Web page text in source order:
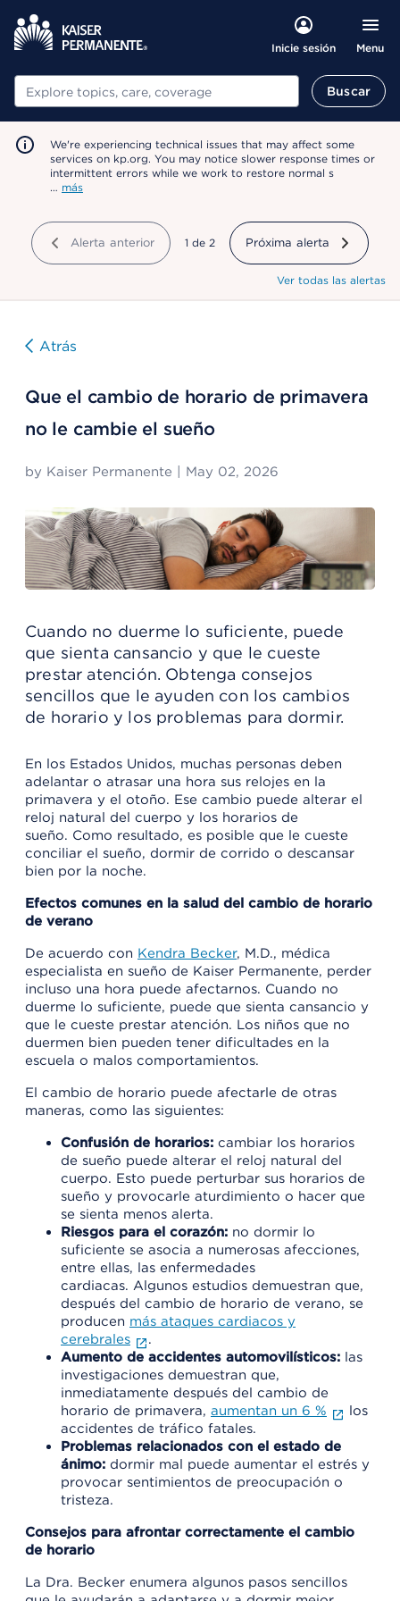
Inicie sesión Menu
Buscar Buscar
We're experiencing technical issues that may affect some
services on kp.org. You may notice slower response times or
intermittent errors while we work to restore normal s
… más
Alerta anterior mostrando
1 de 2 Próxima alerta
Ver todas las alertas
Atrás
Que el cambio de horario de primavera
no le cambie el sueño
by Kaiser Permanente May 02, 2026
Cuando no duerme lo suficiente, puede
que sienta cansancio y que le cueste
prestar atención. Obtenga consejos
sencillos que le ayuden con los cambios
de horario y los problemas para dormir.
En los Estados Unidos, muchas personas deben
adelantar o atrasar una hora sus relojes en la
primavera y el otoño. Ese cambio puede alterar el
reloj natural del cuerpo y los horarios de
sueño. Como resultado, es posible que le cueste
conciliar el sueño, dormir de corrido o descansar
bien por la noche.
Efectos comunes en la salud del cambio de horario
de verano
De acuerdo con Kendra Becker, M.D., médica
especialista en sueño de Kaiser Permanente, perder
incluso una hora puede afectarnos. Cuando no
duerme lo suficiente, puede que sienta cansancio y
que le cueste prestar atención. Los niños que no
duermen bien pueden tener dificultades en la
escuela o malos comportamientos.
El cambio de horario puede afectarle de otras
maneras, como las siguientes:
Confusión de horarios: cambiar los horarios
de sueño puede alterar el reloj natural del
cuerpo. Esto puede perturbar sus horarios de
sueño y provocarle aturdimiento o hacer que
se sienta menos alerta.
Riesgos para el corazón: no dormir lo
suficiente se asocia a numerosas afecciones,
entre ellas, las enfermedades
cardiacas. Algunos estudios demuestran que,
después del cambio de horario de verano, se
producen más ataques cardiacos y
cerebrales
.
Aumento de accidentes automovilísticos: las
investigaciones demuestran que,
inmediatamente después del cambio de
horario de primavera, aumentan un 6 %
los
accidentes de tráfico fatales.
Problemas relacionados con el estado de
ánimo: dormir mal puede aumentar el estrés y
provocar sentimientos de preocupación o
tristeza.
Consejos para afrontar correctamente el cambio
de horario
La Dra. Becker enumera algunos pasos sencillos